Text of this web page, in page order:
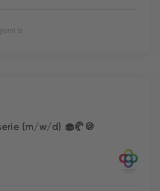
fa
(m/w/d) 🧁🥐🍪